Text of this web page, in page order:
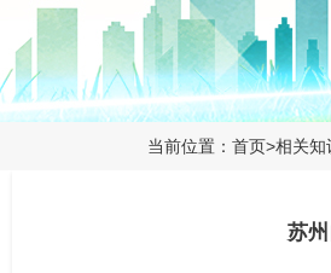
当前位置： 首页>相关知
苏